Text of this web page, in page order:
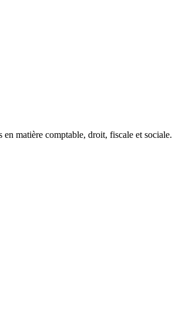
matière comptable, droit, fiscale et sociale.